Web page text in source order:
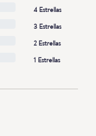
4 Estrellas
3 Estrellas
2 Estrellas
1 Estrellas